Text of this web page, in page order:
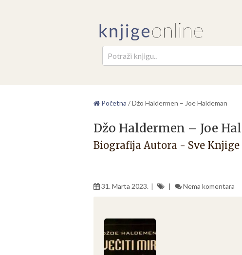
Početna /Džo Haldermen – Joe Haldeman
Džo Haldermen – Joe
Biografija Autora - Sve Knjige
31. Marta 2023. Nema komentara